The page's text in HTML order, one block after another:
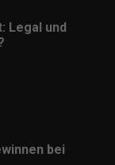
Legal und
bei